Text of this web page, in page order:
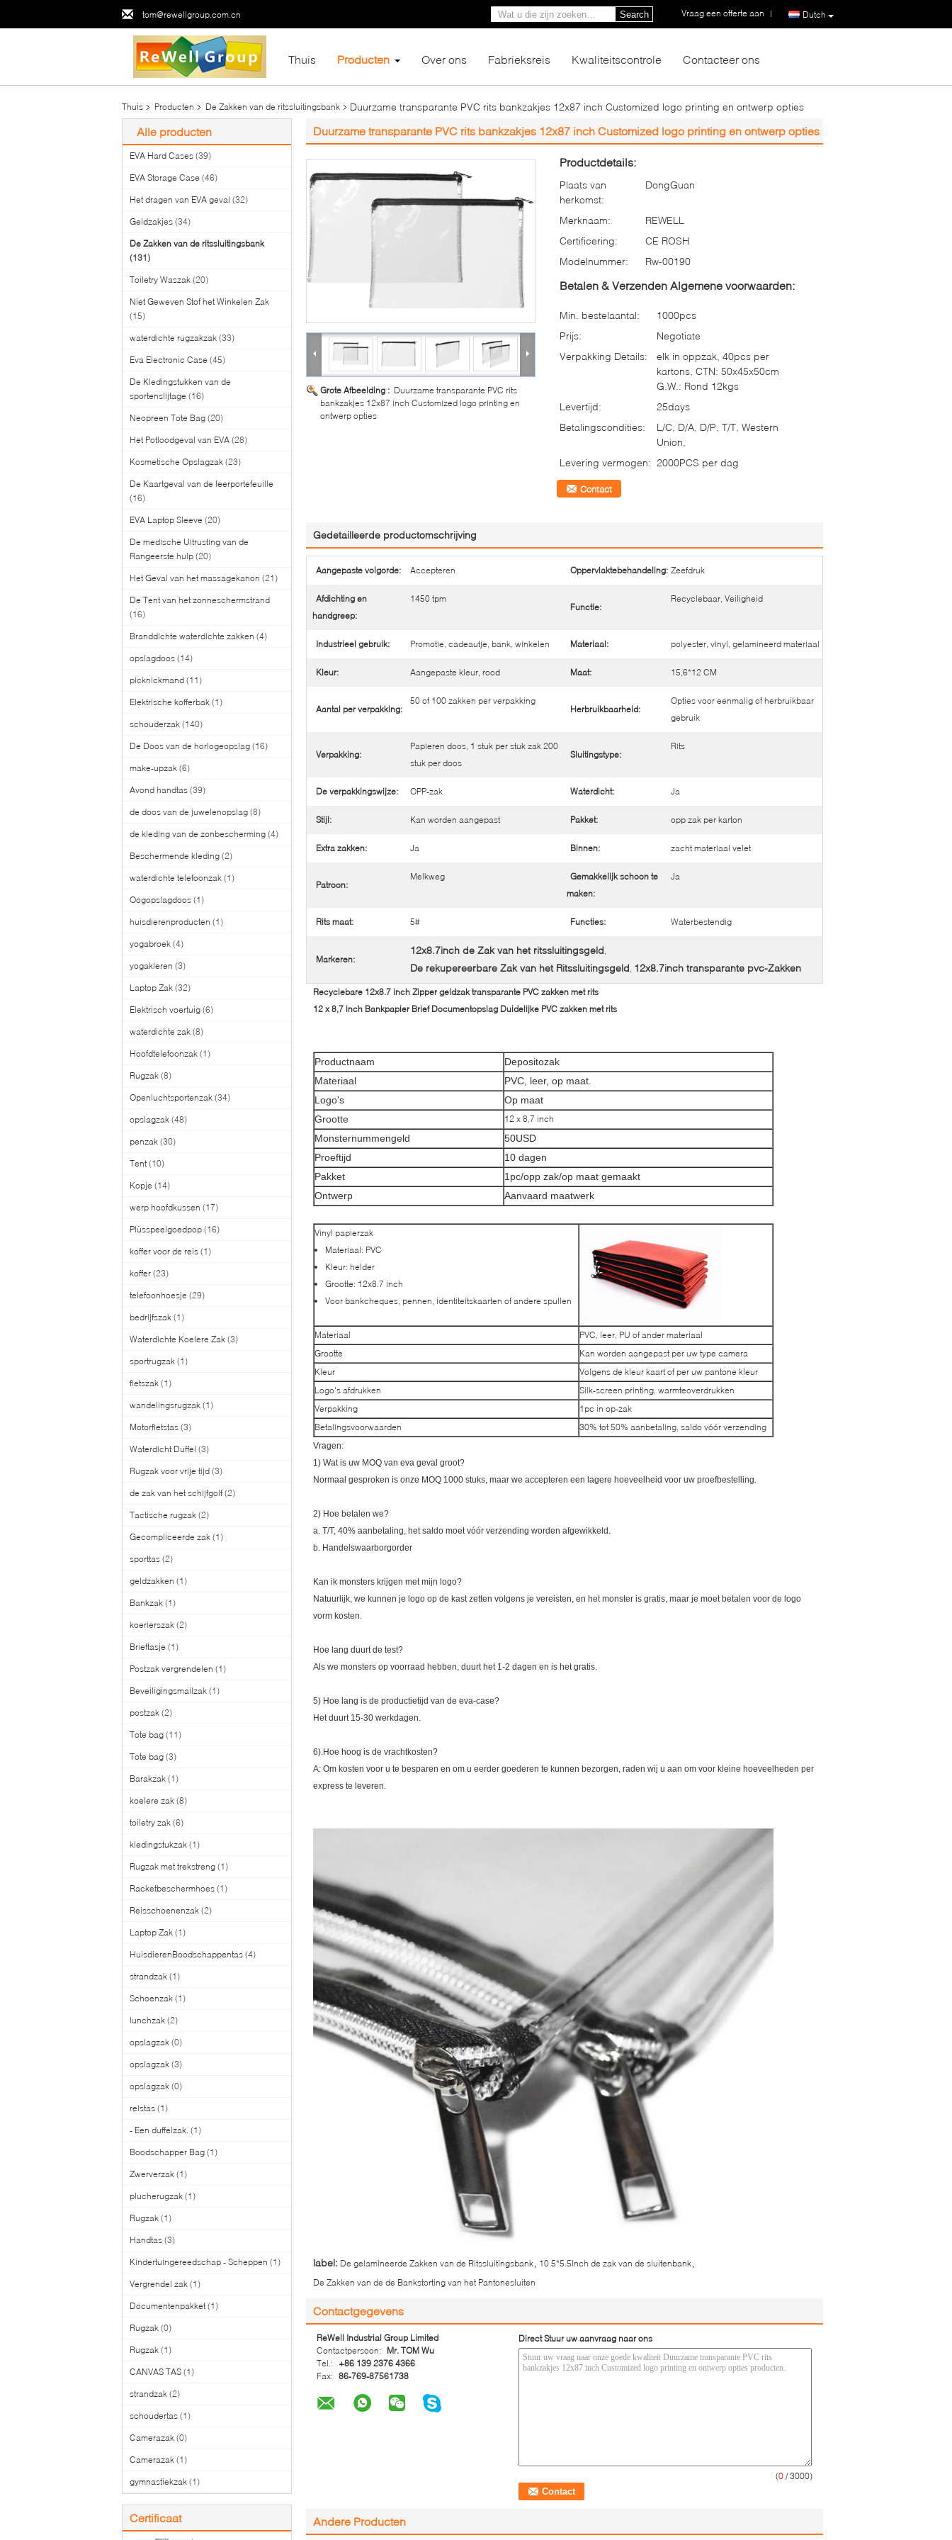
tom@rewellgroup.com.cn Dutch
Vraag een offerte aan |
Search
Thuis Producten Over ons Fabrieksreis Kwaliteitscontrole Contacteer ons
Thuis Producten De Zakken van de ritssluitingsbank Duurzame transparante PVC rits bankzakjes 12x87 inch Customized logo printing en ontwerp opties
Alle producten
EVA Hard Cases (39)
EVA Storage Case (46)
Het dragen van EVA geval (32)
Geldzakjes (34)
De Zakken van de ritssluitingsbank
(131)
Toiletry Waszak (20)
Niet Geweven Stof het Winkelen Zak
(15)
waterdichte rugzakzak (33)
Eva Electronic Case (45)
De Kledingstukken van de
sportenslijtage (16)
Neopreen Tote Bag (20)
Het Potloodgeval van EVA (28)
Kosmetische Opslagzak (23)
De Kaartgeval van de leerportefeuille
(16)
EVA Laptop Sleeve (20)
De medische Uitrusting van de
Rangeerste hulp (20)
Het Geval van het massagekanon (21)
De Tent van het zonneschermstrand
(16)
Branddichte waterdichte zakken (4)
opslagdoos (14)
picknickmand (11)
Elektrische kofferbak (1)
schouderzak (140)
De Doos van de horlogeopslag (16)
make-upzak (6)
Avond handtas (39)
de doos van de juwelenopslag (8)
de kleding van de zonbescherming (4)
Beschermende kleding (2)
waterdichte telefoonzak (1)
Oogopslagdoos (1)
huisdierenproducten (1)
yogabroek (4)
yogakleren (3)
Laptop Zak (32)
Elektrisch voertuig (6)
waterdichte zak (8)
Hoofdtelefoonzak (1)
Rugzak (8)
Openluchtsportenzak (34)
opslagzak (48)
penzak (30)
Tent (10)
Kopje (14)
werp hoofdkussen (17)
Plüsspeelgoedpop (16)
koffer voor de reis (1)
koffer (23)
telefoonhoesje (29)
bedrijfszak (1)
Waterdichte Koelere Zak (3)
sportrugzak (1)
fietszak (1)
wandelingsrugzak (1)
Motorfietstas (3)
Waterdicht Duffel (3)
Rugzak voor vrije tijd (3)
de zak van het schijfgolf (2)
Tactische rugzak (2)
Gecompliceerde zak (1)
sporttas (2)
geldzakken (1)
Bankzak (1)
koerierszak (2)
Brieftasje (1)
Postzak vergrendelen (1)
Beveiligingsmailzak (1)
postzak (2)
Tote bag (11)
Tote bag (3)
Barakzak (1)
koelere zak (8)
toiletry zak (6)
kledingstukzak (1)
Rugzak met trekstreng (1)
Racketbeschermhoes (1)
Reisschoenenzak (2)
Laptop Zak (1)
HuisdierenBoodschappentas (4)
strandzak (1)
Schoenzak (1)
lunchzak (2)
opslagzak (0)
opslagzak (3)
opslagzak (0)
reistas (1)
- Een duffelzak. (1)
Boodschapper Bag (1)
Zwerverzak (1)
plucherugzak (1)
Rugzak (1)
Handtas (3)
Kindertuingereedschap - Scheppen (1)
Vergrendel zak (1)
Documentenpakket (1)
Rugzak (0)
Rugzak (1)
CANVAS TAS (1)
strandzak (2)
schoudertas (1)
Camerazak (0)
Camerazak (1)
gymnastiekzak (1)
Certificaat
Duurzame transparante PVC rits bankzakjes 12x87 inch Customized logo printing en ontwerp opties
Grote Afbeelding : Duurzame transparante PVC rits
bankzakjes 12x87 inch Customized logo printing en
ontwerp opties
Productdetails:
Plaats van
herkomst:
DongGuan
Merknaam:
REWELL
Certificering:
CE ROSH
Modelnummer:
Rw-00190
Betalen & Verzenden Algemene voorwaarden:
Min. bestelaantal:
1000pcs
Prijs:
Negotiate
Verpakking Details:
elk in oppzak, 40pcs per
kartons, CTN: 50x45x50cm
G.W.: Rond 12kgs
Levertijd:
25days
Betalingscondities:
L/C, D/A, D/P, T/T, Western
Union,
Levering vermogen: 2000PCS per dag
Contact
Gedetailleerde productomschrijving
Aangepaste volgorde: Accepteren Oppervlaktebehandeling: Zeefdruk
Afdichting en
handgreep:
1450 tpm
Functie:
Recyclebaar, Veiligheid
Industrieel gebruik: Promotie, cadeautje, bank, winkelen Materiaal: polyester, vinyl, gelamineerd materiaal
Kleur: Aangepaste kleur, rood Maat: 15,6*12 CM
Aantal per verpakking:
50 of 100 zakken per verpakking
Herbruikbaarheid:
Opties voor eenmalig of herbruikbaar
gebruik
Verpakking:
Papieren doos, 1 stuk per stuk zak 200
stuk per doos
Sluitingstype:
Rits
De verpakkingswijze: OPP-zak Waterdicht: Ja
Stijl: Kan worden aangepast Pakket: opp zak per karton
Extra zakken: Ja Binnen: zacht materiaal velet
Patroon:
Melkweg
Gemakkelijk schoon te
maken:
Ja
Rits maat: 5# Functies: Waterbestendig
Markeren:
12x8.7inch de Zak van het ritssluitingsgeld,
De rekupereerbare Zak van het Ritssluitingsgeld, 12x8.7inch transparante pvc-Zakken
Recyclebare 12x8.7 inch Zipper geldzak transparante PVC zakken met rits
12 x 8,7 inch Bankpapier Brief Documentopslag Duidelijke PVC zakken met rits
Productnaam
Depositozak
Materiaal
PVC, leer, op maat.
Logo's
Op maat
Grootte
12 x 8,7 inch
Monsternummengeld
50USD
Proeftijd
10 dagen
Pakket
1pc/opp zak/op maat gemaakt
Ontwerp
Aanvaard maatwerk
Vinyl papierzak
Materiaal: PVC
Kleur: helder
Grootte: 12x8.7 inch
Voor bankcheques, pennen, identiteitskaarten of andere spullen
Materiaal
PVC, leer, PU of ander materiaal
Grootte
Kan worden aangepast per uw type camera
Kleur
Volgens de kleur kaart of per uw pantone kleur
Logo's afdrukken
Silk-screen printing, warmteoverdrukken
Verpakking
1pc in op-zak
Betalingsvoorwaarden
30% tot 50% aanbetaling, saldo vóór verzending
Vragen:
1) Wat is uw MOQ van eva geval groot?
Normaal gesproken is onze MOQ 1000 stuks, maar we accepteren een lagere hoeveelheid voor uw proefbestelling.
2) Hoe betalen we?
a. T/T, 40% aanbetaling, het saldo moet vóór verzending worden afgewikkeld.
b. Handelswaarborgorder
Kan ik monsters krijgen met mijn logo?
Natuurlijk, we kunnen je logo op de kast zetten volgens je vereisten, en het monster is gratis, maar je moet betalen voor de logo
vorm kosten.
Hoe lang duurt de test?
Als we monsters op voorraad hebben, duurt het 1-2 dagen en is het gratis.
5) Hoe lang is de productietijd van de eva-case?
Het duurt 15-30 werkdagen.
6).Hoe hoog is de vrachtkosten?
A: Om kosten voor u te besparen en om u eerder goederen te kunnen bezorgen, raden wij u aan om voor kleine hoeveelheden per
express te leveren.
label: De gelamineerde Zakken van de Ritssluitingsbank 10.5*5.5Inch de zak van de sluitenbank
De Zakken van de de Bankstorting van het Pantonesluiten
Contactgegevens
ReWell Industrial Group Limited
Contactpersoon:
Mr. TOM Wu
Tel.:
+86 139 2376 4366
Fax: 86-769-87561738
Direct Stuur uw aanvraag naar ons
(0 / 3000)
Andere Producten